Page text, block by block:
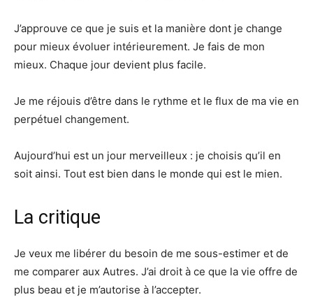
J’approuve ce que je suis et la manière dont je change
pour mieux évoluer intérieurement. Je fais de mon
mieux. Chaque jour devient plus facile.
Je me réjouis d’être dans le rythme et le flux de ma vie en
perpétuel changement.
Aujourd’hui est un jour merveilleux : je choisis qu’il en
soit ainsi. Tout est bien dans le monde qui est le mien.
La critique
Je veux me libérer du besoin de me sous-estimer et de
me comparer aux Autres. J’ai droit à ce que la vie offre de
plus beau et je m’autorise à l’accepter.